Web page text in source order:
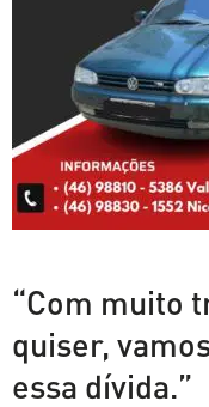
“Com muito
quiser,
essa dívida.”